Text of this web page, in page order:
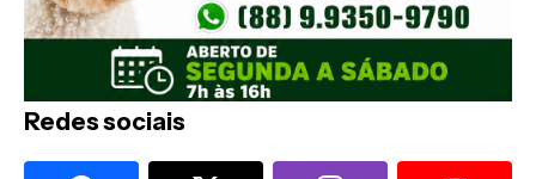
Redes sociais